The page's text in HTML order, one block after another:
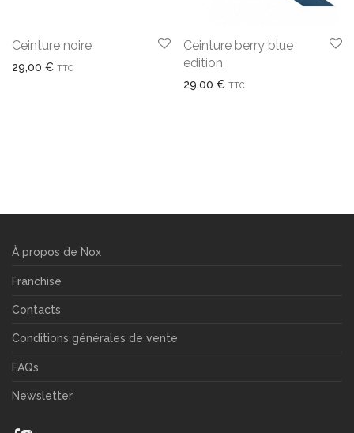
Ceinture noire
29,00 € TTC
Ceinture berry blue
edition
29,00 € TTC
À propos de Nox
Franchise
Contacts
Conditions générales de vente
FAQs
Newsletter